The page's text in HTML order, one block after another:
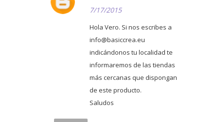
7/17/2015
Hola Vero. Si nos escribes a
info@basiccrea.eu
indicándonos tu localidad te
informaremos de las tiendas
más cercanas que dispongan
de este producto.
Saludos